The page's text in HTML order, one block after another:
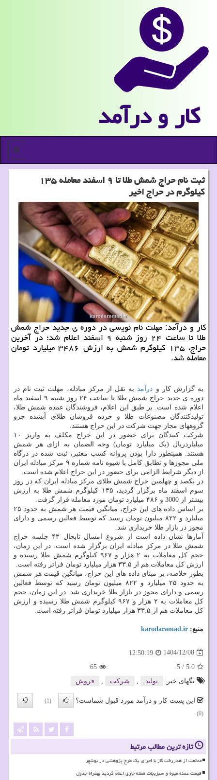
كار و درآمد
منو
ثبت نام حراج شمش طلا تا ۹ اسفند معامله ۱۳۵
کیلوگرم در حراج اخیر
کار و درآمد: مهلت نام نویسی در دوره ی جدید حراج شمش
طلا تا ساعت ۲۴ روز شنبه ۹ اسفند اعلام شد؛ در آخرین
حراج، ۱۳۵ کیلوگرم شمش به ارزش ۳۴۸۶ میلیارد تومان
معامله شد.
به گزارش کار و درآمدبه نقل از مرکز مبادله، مهلت ثبت نام در
دوره ی جدید حراج شمش طلا تا ساعت ۲۴ روز شنبه ۹ اسفند ماه
اعلام شده است. بر طبق این اعلام، فروشندگان عمده شمش طلا،
تولیدکنندگان مصنوعات طلا و خرده فروشان طلای آبشده جزو
گروههای مجاز جهت شرکت در این حراج هستند.
شرکت کنندگان برای حضور در این حراج مکلف به واریز ۱۰
میلیاردریال (یک میلیارد تومان) وجه الضمان به ازای هر شمش
هستند. همینطور دارا بودن پروانه کسب معتبر، ثبت شده در درگاه
ملی مجوزها و تطابق کامل با شیوه نامه شماره ۹ مرکز مبادله ایران
از دیگر شرایط الزامی برای حضور در این حراج اعلام شده است.
در یکصد و چهلمین حراج شمش طلای مرکز مبادله ایران که در روز
سوم اسفند ماه برگزار گردید، ۱۳۵ کیلوگرم شمش طلا به ارزش
بیشتر از 3000 و ۴۸۶ میلیارد تومان مورد معامله قرار گرفت.
بر اساس داده های این حراج، میانگین قیمت هر شمش به حدود ۲۵
میلیارد و ۸۲۲ میلیون تومان رسید که توسط فعالین رسمی و دارای
مجوز در بازار طلا خریداری شد.
آمارها نشان داده است از شروع امسال تابحال ۴۳ جلسه حراج
شمش طلا در مرکز مبادله ایران برگزار شده است. در این زمان،
حجم کل معاملات به ۲ هزار و ۹۶۷ کیلوگرم شمش طلا رسیده و
ارزش کل معاملات هم از ۳۳.۵ هزار میلیارد تومان فراتر رفته است.
بطور خلاصه، بر مبنای داده های این حراج، میانگین قیمت هر شمش
به حدود ۲۵ میلیارد و ۸۲۲ میلیون تومان رسید که توسط فعالین
رسمی و دارای مجوز در بازار طلا خریداری شد. در این زمان، حجم
کل معاملات به ۲ هزار و ۹۶۷ کیلوگرم شمش طلا رسیده و ارزش
کل معاملات هم از ۳۳.۵ هزار میلیارد تومان فراتر رفته است.
منبع: karodaramad.ir
1404/12/08
12:50:19
5.0
/
5
65
تگهای خبر:
تولید , شركت , فروش
این پست کار و درآمد مورد قبول شماست؟
(1)
(0)
تازه ترین مطالب مرتبط
ممانعت از هدررفت گاز با اجرای یک طرح پژوهشی در بوشهر
قیمت عمده میوه و سبزیجات هفته جاری اعلام گردید بهمراه جدول